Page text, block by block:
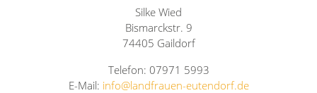
Silke Wied
Bismarckstr. 9
74405 Gaildorf
Telefon: 07971 5993
E-Mail: info@landfrauen-eutendorf.de